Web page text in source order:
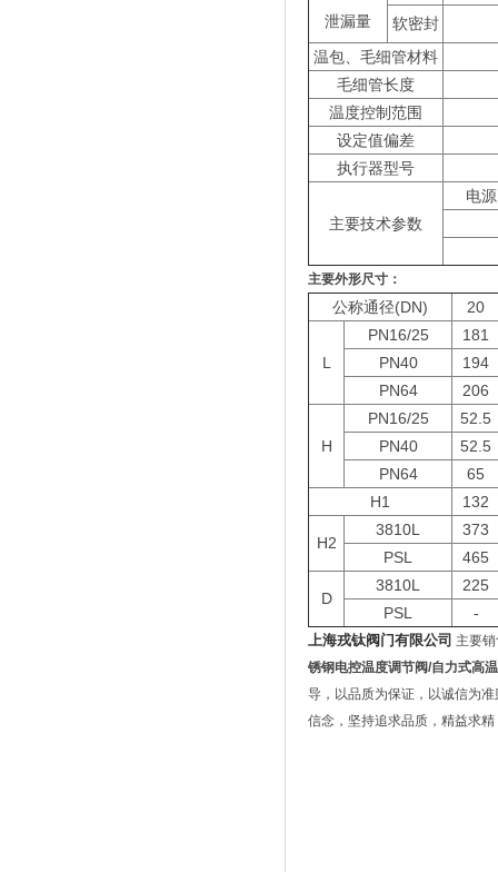
泄漏量
软密封
温包、毛细管材料
毛细管长度
温度控制范围
设定值偏差
执行器型号
主要技术参数
电
主要外形尺寸：
公称通径(DN) 20
L
PN16/25
181
PN40
194
PN64
206
H
PN16/25
52.5
PN40
52.5
PN64
65
H1
132
H2
3810L
373
PSL
465
D
3810L
225
PSL
-
上海戎钛阀门有限公司 主要
锈钢电控温度调节阀/自力式高
导，以品质为保证，以诚信为
信念，坚持追求品质，精益求